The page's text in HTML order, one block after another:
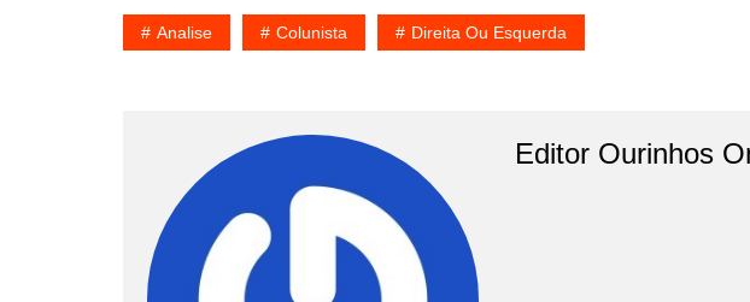
Analise Colunista Direita Ou Esquerda
Editor Ourinhos